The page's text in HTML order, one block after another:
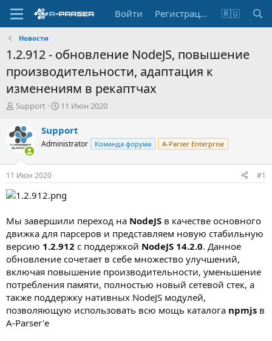
Войти Регистрация 🇷🇺
Новости
1.2.912 - обновление NodeJS, повышение
производительности, адаптация к
изменениям в рекаптчах
А
т
о
р
т
е
м
ы
Support
Д
т
а
н
а
л
а
11 Июн 2020
Support
Administrator Команда форума A-Parser Enterprise
11 Июн 2020 #1
Мы завершили переход на NodeJS в качестве основного
движка для парсеров и представляем новую стабильную
версию 1.2.912 с поддержкой NodeJS 14.2.0. Данное
обновление сочетает в себе множество улучшений,
включая повышение производительности, уменьшение
потребления памяти, полностью новый сетевой стек, а
также поддержку нативных NodeJS модулей,
позволяющую использовать всю мощь каталога npmjs в
A-Parser'е